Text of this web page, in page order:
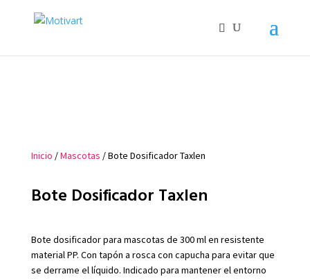
Inicio /Mascotas / Bote Dosificador Taxlen
Bote Dosificador Taxlen
Bote dosificador para mascotas de 300 ml en resistente
material PP. Con tapón a rosca con capucha para evitar que
se derrame el líquido. Indicado para mantener el entorno